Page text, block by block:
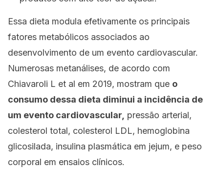
Essa dieta modula efetivamente os principais
fatores metabólicos associados ao
desenvolvimento de um evento cardiovascular.
Numerosas metanálises, de acordo com
Chiavaroli L et al em 2019, mostram que o
consumo dessa dieta diminui a incidência de
um evento cardiovascular, pressão arterial,
colesterol total, colesterol LDL, hemoglobina
glicosilada, insulina plasmática em jejum, e peso
corporal em ensaios clínicos.